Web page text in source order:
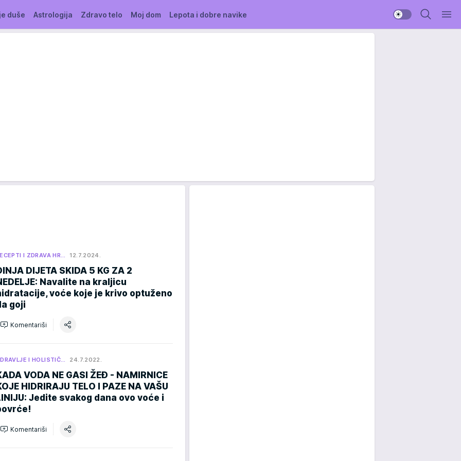
duše Astrologija Zdravo telo Moj dom Lepota i dobre navike
I ZDRAVA HR… 12.7.2024.
DIJETA SKIDA 5 KG ZA 2
Navalite na kraljicu
voće koje je krivo optuženo
goji
Komentariši
I HOLISTIČ… 24.7.2022.
VODA NE GASI ŽEĐ - NAMIRNICE
HIDRIRAJU TELO I PAZE NA VAŠU
Jedite svakog dana ovo voće i
Komentariši